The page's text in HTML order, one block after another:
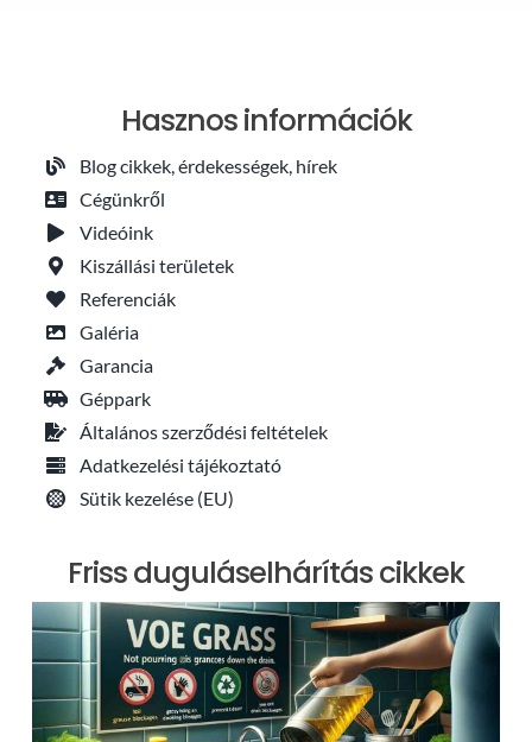
Hasznos információk
Blog cikkek, érdekességek, hírek
Cégünkről
Videóink
Kiszállási területek
Referenciák
Galéria
Garancia
Géppark
Általános szerződési feltételek
Adatkezelési tájékoztató
Sütik kezelése (EU)
Friss duguláselhárítás cikkek